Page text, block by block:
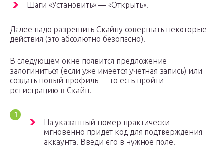
Шаги «Установить» — «Открыть».
Далее надо разрешить Скайпу совершать некоторые
действия (это абсолютно безопасно).
В следующем окне появится предложение
залогиниться (если уже имеется учетная запись) или
создать новый профиль — то есть пройти
регистрацию в Скайп.
На указанный номер практически
мгновенно придет код для подтверждения
аккаунта. Введи его в нужное поле.